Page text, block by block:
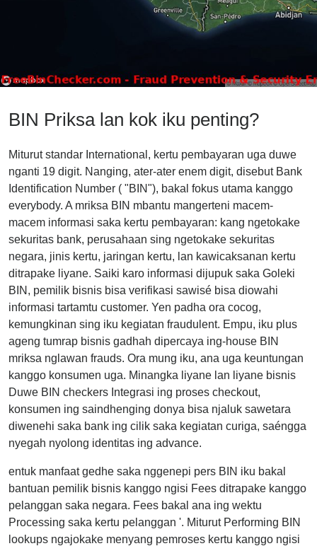
BIN Priksa lan kok iku penting?
Miturut standar International, kertu pembayaran uga duwe
nganti 19 digit. Nanging, ater-ater enem digit, disebut Bank
Identification Number ( "BIN"), bakal fokus utama kanggo
everybody. A mriksa BIN mbantu mangerteni macem-
macem informasi saka kertu pembayaran: kang ngetokake
sekuritas bank, perusahaan sing ngetokake sekuritas
negara, jinis kertu, jaringan kertu, lan kawicaksanan kertu
ditrapake liyane. Saiki karo informasi dijupuk saka Goleki
BIN, pemilik bisnis bisa verifikasi sawisé bisa diowahi
informasi tartamtu customer. Yen padha ora cocog,
kemungkinan sing iku kegiatan fraudulent. Empu, iku plus
ageng tumrap bisnis gadhah dipercaya ing-house BIN
mriksa nglawan frauds. Ora mung iku, ana uga keuntungan
kanggo konsumen uga. Minangka liyane lan liyane bisnis
Duwe BIN checkers Integrasi ing proses checkout,
konsumen ing saindhenging donya bisa njaluk sawetara
diwenehi saka bank ing cilik saka kegiatan curiga, saéngga
nyegah nyolong identitas ing advance.
entuk manfaat gedhe saka nggenepi pers BIN iku bakal
bantuan pemilik bisnis kanggo ngisi Fees ditrapake kanggo
pelanggan saka negara. Fees bakal ana ing wektu
Processing saka kertu pelanggan '. Miturut Performing BIN
lookups ngajokake menyang pemroses kertu kanggo ngisi